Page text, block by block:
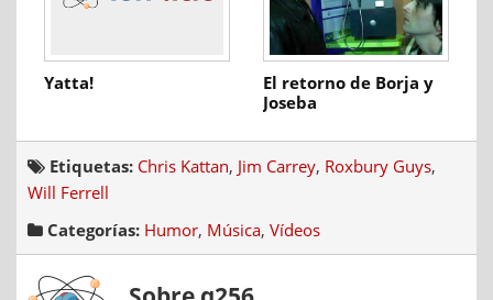
Yatta!
El retorno de Borja y
Joseba
Etiquetas: Chris Kattan, Jim Carrey, Roxbury Guys,
Will Ferrell
Categorías: Humor, Música, Vídeos